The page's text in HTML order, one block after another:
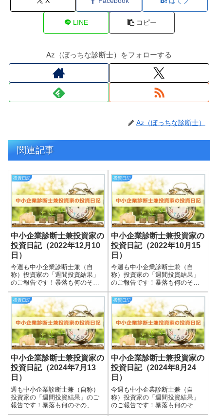
LINE コピー
Az（ぼっちな診断士）をフォローする
Az（ぼっちな診断士）
関連記事
投資日記
中小企業診断士兼投資家の
投資日記（2022年12月10
日）
今週も中小企業診断士兼（自
称）投資家の「週間投資結果」
のご報告です！暴落も何のそ
の、細々やっている投資結果を
皆さまと共有できればと思いま
す＾＾実際の保有株式数量や現
在の損益状況も記載していま
す。大したことない金額しか保
有していませんので期待...
投資日記
中小企業診断士兼投資家の
投資日記（2022年10月15
日）
今週も中小企業診断士兼（自
称）投資家の「週間投資結果」
のご報告です！暴落も何のそ
の、細々やっている投資結果を
皆さまと共有できればと思いま
す＾＾実際の保有株式数量や現
在の損益状況も記載していま
す。大したことない金額しか保
有していませんので期待...
投資日記
中小企業診断士兼投資家の
投資日記（2024年7月13
日）
週も中小企業診断士兼（自称）
投資家の「週間投資結果」のご
報告です！暴落も何のその、
細々やっている投資結果を皆さ
投資日記
中小企業診断士兼投資家の
投資日記（2024年8月24
日）
今週も中小企業診断士兼（自
称）投資家の「週間投資結果」
のご報告です！暴落も何のそ
の、細々やっている投資結果を